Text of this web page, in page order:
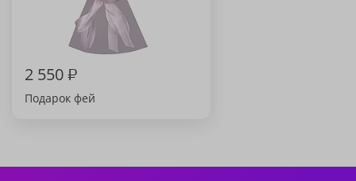
2 550₽
Подарок фей